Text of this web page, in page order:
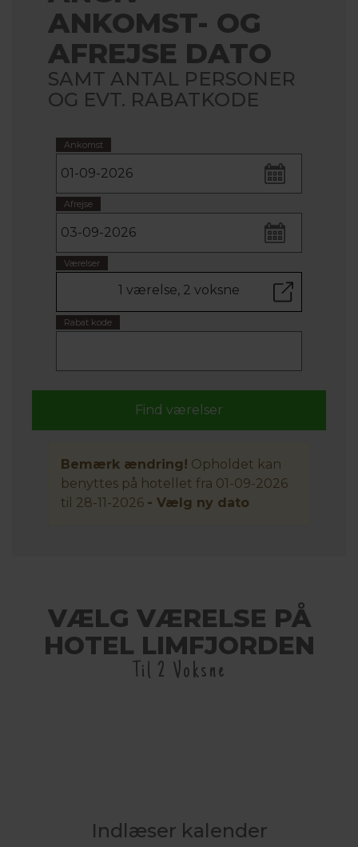
ANKOMST- OG
AFREJSE DATO
SAMT ANTAL PERSONER
OG EVT. RABATKODE
Ankomst
Afrejse
Værelser
1 værelse, 2 voksne
Rabat kode
Bemærk ændring! Opholdet kan
benyttes på hotellet fra 01-09-2026
til 28-11-2026 - Vælg ny dato
VÆLG VÆRELSE PÅ
HOTEL LIMFJORDEN
Til 2 Voksne
Indlæser kalender